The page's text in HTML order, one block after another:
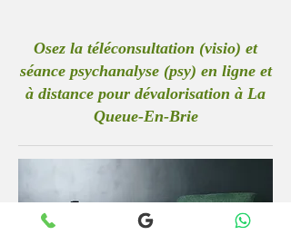
Osez la téléconsultation (visio) et
séance psychanalyse (psy) en ligne et
à distance pour dévalorisation à La
Queue-En-Brie